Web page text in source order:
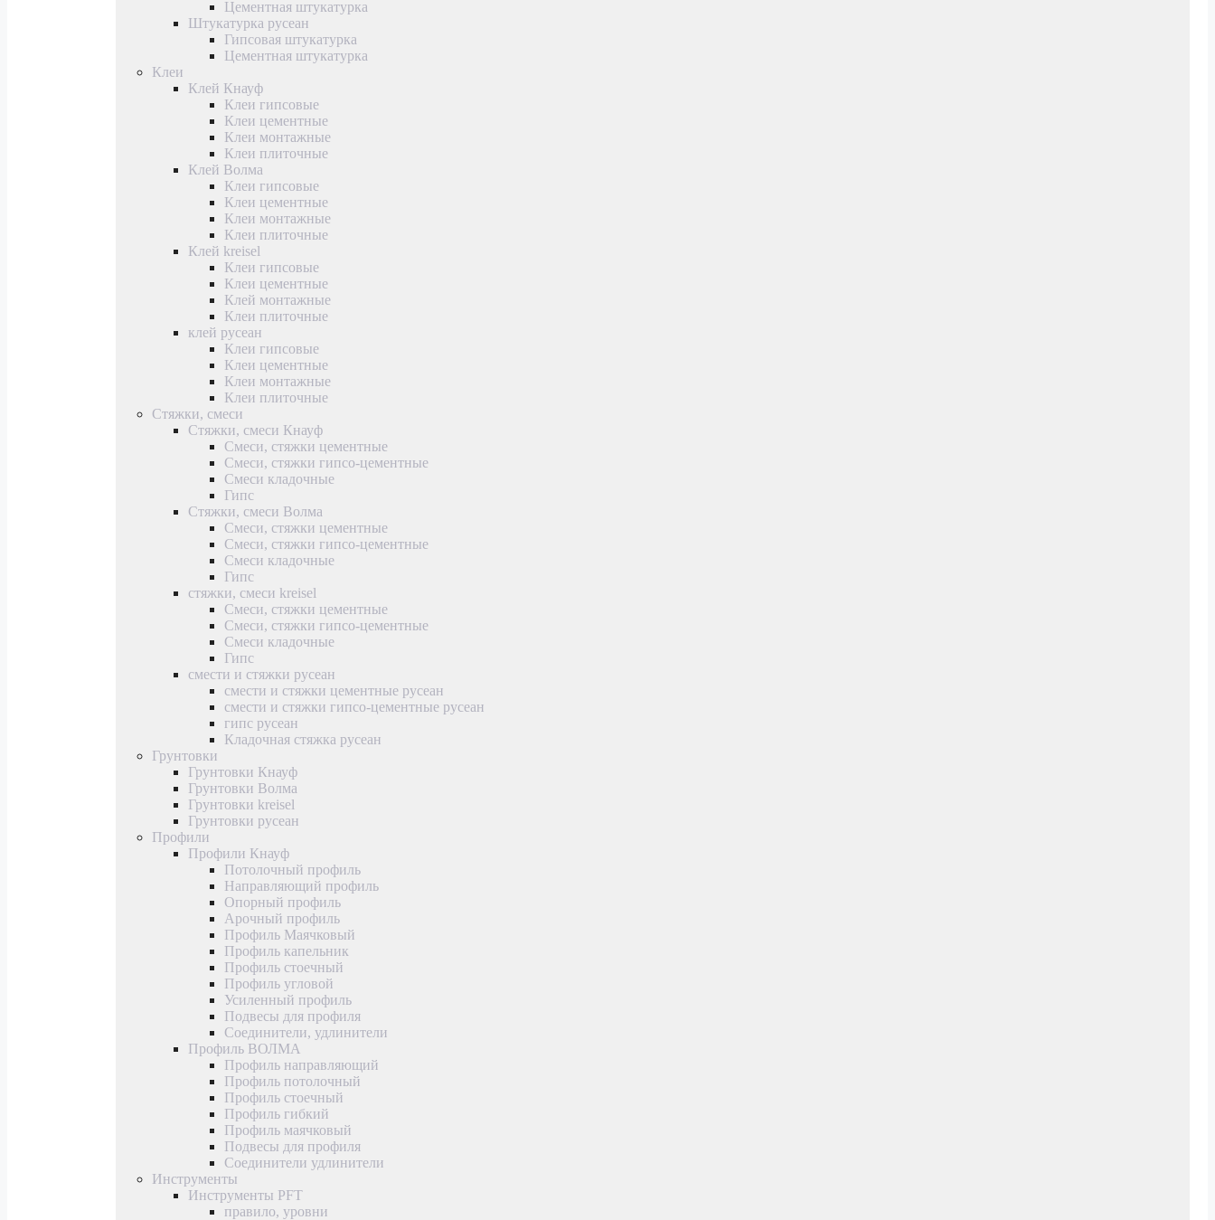
Цементная штукатурка
Штукатурка русеан
Гипсовая штукатурка
Цементная штукатурка
Клеи
Клей Кнауф
Клеи гипсовые
Клеи цементные
Клеи монтажные
Клеи плиточные
Клей Волма
Клеи гипсовые
Клеи цементные
Клеи монтажные
Клеи плиточные
Клей kreisel
Клеи гипсовые
Клеи цементные
Клей монтажные
Клеи плиточные
клей русеан
Клеи гипсовые
Клеи цементные
Клеи монтажные
Клеи плиточные
Стяжки, смеси
Стяжки, смеси Кнауф
Смеси, стяжки цементные
Смеси, стяжки гипсо-цементные
Смеси кладочные
Гипс
Стяжки, смеси Волма
Смеси, стяжки цементные
Смеси, стяжки гипсо-цементные
Смеси кладочные
Гипс
стяжки, смеси kreisel
Смеси, стяжки цементные
Смеси, стяжки гипсо-цементные
Смеси кладочные
Гипс
смести и стяжки русеан
смести и стяжки цементные русеан
смести и стяжки гипсо-цементные русеан
гипс русеан
Кладочная стяжка русеан
Грунтовки
Грунтовки Кнауф
Грунтовки Волма
Грунтовки kreisel
Грунтовки русеан
Профили
Профили Кнауф
Потолочный профиль
Направляющий профиль
Опорный профиль
Арочный профиль
Профиль Маячковый
Профиль капельник
Профиль стоечный
Профиль угловой
Усиленный профиль
Подвесы для профиля
Соединители, удлинители
Профиль ВОЛМА
Профиль направляющий
Профиль потолочный
Профиль стоечный
Профиль гибкий
Профиль маячковый
Подвесы для профиля
Соединители удлинители
Инструменты
Инструменты PFT
правило, уровни